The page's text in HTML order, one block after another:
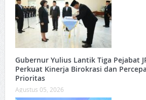
Gubernur Yulius Lantik Tiga Pejabat
Perkuat Kinerja Birokrasi dan
Prioritas
Agustus 05, 2026